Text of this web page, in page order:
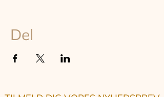
Del